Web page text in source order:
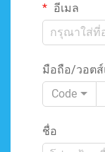
อีเมล
มือถือ/วอต
Code
ชื่อ